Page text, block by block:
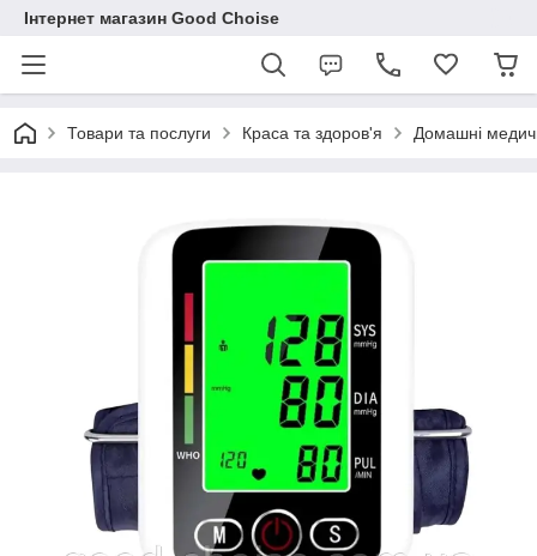
Інтернет магазин Good Choise
Товари та послуги Краса та здоров'я Домашні